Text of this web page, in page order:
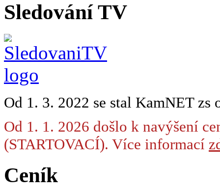
Sledování TV
Od 1. 3. 2022 se stal KamNET
Od 1. 1. 2026 došlo k navýšení
(STARTOVACÍ). Více informací
Ceník